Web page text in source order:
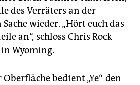
des Verräters an der
wieder. „Hört euch das
an“, schloss Chris Rock
Wyoming.
bedient „Ye“ den